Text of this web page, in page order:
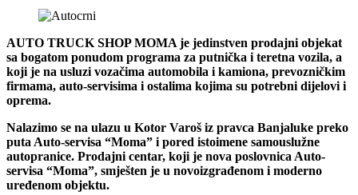
AUTO TRUCK SHOP MOMA je jedinstven prodajni objekat
sa bogatom ponudom programa za putnička i teretna vozila, a
koji je na usluzi vozačima automobila i kamiona, prevozničkim
firmama, auto-servisima i ostalima kojima su potrebni dijelovi i
oprema.
Nalazimo se na ulazu u Kotor Varoš iz pravca Banjaluke preko
puta Auto-servisa “Moma” i pored istoimene samouslužne
autopranice. Prodajni centar, koji je nova poslovnica Auto-
servisa “Moma”, smješten je u novoizgrađenom i moderno
uređenom objektu.